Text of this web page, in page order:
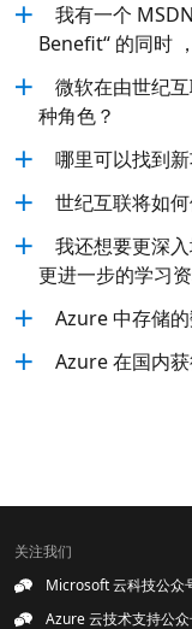
我有一个
Benefit“ 的同时
微软在由世纪
种角色？
哪里可以找到
世纪互联将如
我还想要更深
更进一步的学习
Azure 中存储
Azure 在国内
关注我们
Microsoft 云科技公众
Azure 云技术支持公